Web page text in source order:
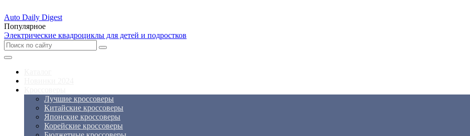
Auto Daily Digest
Популярное
Электрические квадроциклы для детей и подростков
Лучшие кроссоверы
Китайские кроссоверы
Японские кроссоверы
Корейские кроссоверы